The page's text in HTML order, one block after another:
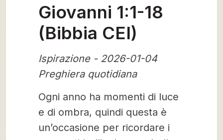
Giovanni 1:1-18
(Bibbia CEI)
Ispirazione - 2026-01-04
Preghiera quotidiana
Ogni anno ha momenti di luce
e di ombra, quindi questa è
un’occasione per ricordare i